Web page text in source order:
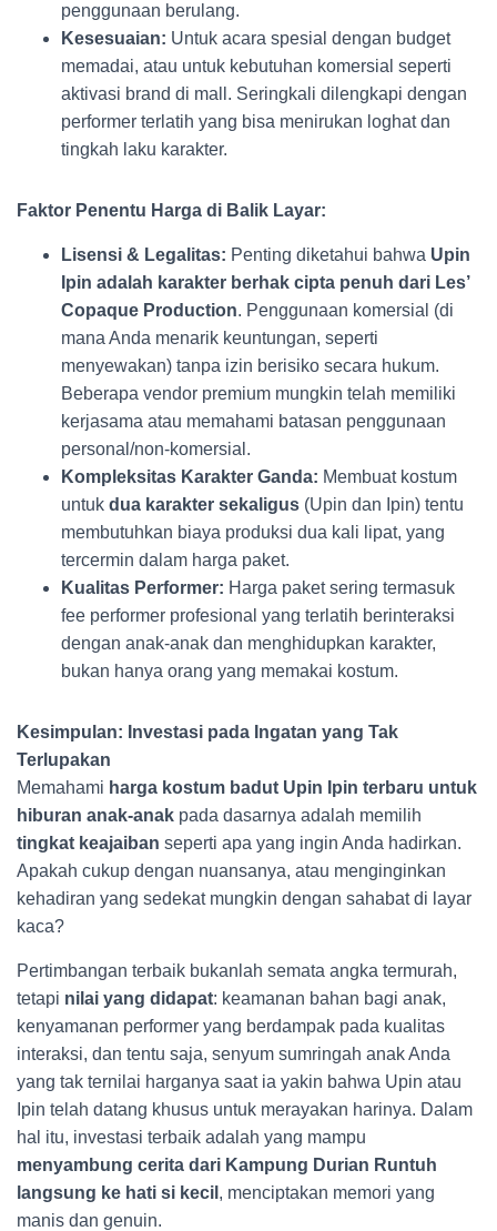
penggunaan berulang.
Kesesuaian: Untuk acara spesial dengan budget
memadai, atau untuk kebutuhan komersial seperti
aktivasi brand di mall. Seringkali dilengkapi dengan
performer terlatih yang bisa menirukan loghat dan
tingkah laku karakter.
Faktor Penentu Harga di Balik Layar:
Lisensi & Legalitas: Penting diketahui bahwa Upin
Ipin adalah karakter berhak cipta penuh dari Les’
Copaque Production. Penggunaan komersial (di
mana Anda menarik keuntungan, seperti
menyewakan) tanpa izin berisiko secara hukum.
Beberapa vendor premium mungkin telah memiliki
kerjasama atau memahami batasan penggunaan
personal/non-komersial.
Kompleksitas Karakter Ganda: Membuat kostum
untuk dua karakter sekaligus (Upin dan Ipin) tentu
membutuhkan biaya produksi dua kali lipat, yang
tercermin dalam harga paket.
Kualitas Performer: Harga paket sering termasuk
fee performer profesional yang terlatih berinteraksi
dengan anak-anak dan menghidupkan karakter,
bukan hanya orang yang memakai kostum.
Kesimpulan: Investasi pada Ingatan yang Tak
Terlupakan
Memahami harga kostum badut Upin Ipin terbaru untuk
hiburan anak-anak pada dasarnya adalah memilih
tingkat keajaiban seperti apa yang ingin Anda hadirkan.
Apakah cukup dengan nuansanya, atau menginginkan
kehadiran yang sedekat mungkin dengan sahabat di layar
kaca?
Pertimbangan terbaik bukanlah semata angka termurah,
tetapi nilai yang didapat: keamanan bahan bagi anak,
kenyamanan performer yang berdampak pada kualitas
interaksi, dan tentu saja, senyum sumringah anak Anda
yang tak ternilai harganya saat ia yakin bahwa Upin atau
Ipin telah datang khusus untuk merayakan harinya. Dalam
hal itu, investasi terbaik adalah yang mampu
menyambung cerita dari Kampung Durian Runtuh
langsung ke hati si kecil , menciptakan memori yang
manis dan genuin.